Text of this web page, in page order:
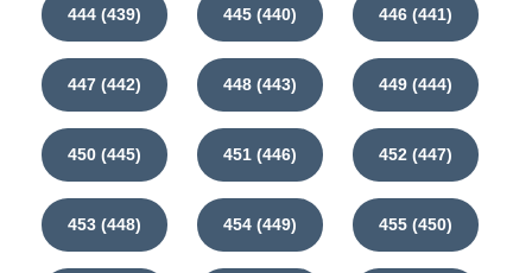
444 (439) 445 (440) 446 (441)
447 (442) 448 (443) 449 (444)
450 (445) 451 (446) 452 (447)
453 (448) 454 (449) 455 (450)